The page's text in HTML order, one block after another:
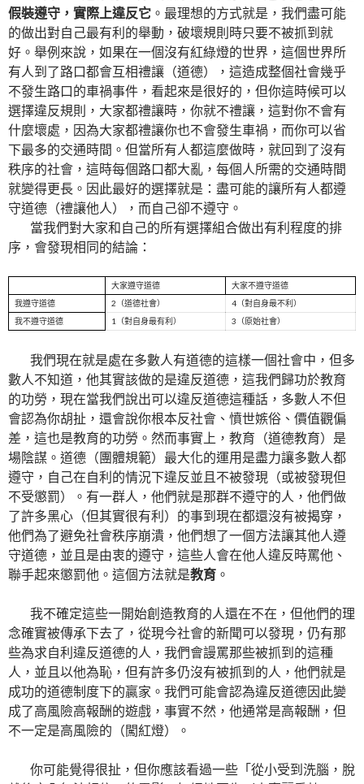
假裝遵守，實際上違反它 。最理想的方式就是，我們盡可能
的做出對自己最有利的舉動，破壞規則時只要不被抓到就
好。舉例來說，如果在一個沒有紅綠燈的世界，這個世界所
有人到了路口都會互相禮讓（道德），這造成整個社會幾乎
不發生路口的車禍事件，看起來是很好的，但你這時候可以
選擇違反規則，大家都禮讓時，你就不禮讓，這對你不會有
什麼壞處，因為大家都禮讓你也不會發生車禍，而你可以省
下最多的交通時間。但當所有人都這麼做時，就回到了沒有
秩序的社會，這時每個路口都大亂，每個人所需的交通時間
就變得更長。因此最好的選擇就是：盡可能的讓所有人都遵
守道德（禮讓他人），而自己卻不遵守。
當我們對大家和自己的所有選擇組合做出有利程度的排
序，會發現相同的結論：
大家遵守道德
大家不遵守道德
我遵守道德
2（道德社會）
4（對自身最不利）
我不遵守道德
1（對自身最有利） 3（原始社會）
我們現在就是處在多數人有道德的這樣一個社會中，但多
數人不知道，他其實該做的是違反道德，這我們歸功於教育
的功勞，現在當我們說出可以違反道德這種話，多數人不但
會認為你胡扯，還會說你根本反社會、憤世嫉俗、價值觀偏
差，這也是教育的功勞。然而事實上，教育（道德教育）是
場陰謀。道德（團體規範）最大化的運用是盡力讓多數人都
遵守，自己在自利的情況下違反並且不被發現（或被發現但
不受懲罰）。有一群人，他們就是那群不遵守的人，他們做
了許多黑心（但其實很有利）的事到現在都還沒有被揭穿，
他們為了避免社會秩序崩潰，他們想了一個方法讓其他人遵
守道德，並且是由衷的遵守，這些人會在他人違反時罵他、
聯手起來懲罰他。這個方法就是教育 。
我不確定這些一開始創造教育的人還在不在，但他們的理
念確實被傳承下去了，從現今社會的新聞可以發現，仍有那
些為求自利違反道德的人，我們會謾罵那些被抓到的這種
人，並且以他為恥，但有許多仍沒有被抓到的人，他們就是
成功的道德制度下的贏家。我們可能會認為違反道德因此變
成了高風險高報酬的遊戲，事實不然，他通常是高報酬，但
不一定是高風險的（闖紅燈）。
你可能覺得很扯，但你應該看過一些「從小受到洗腦，脫